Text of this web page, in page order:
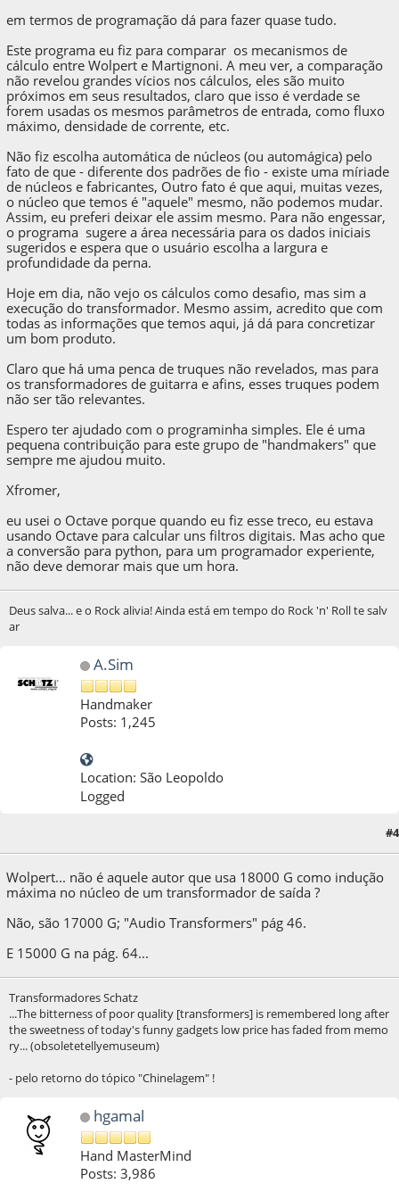
em termos de programação dá para fazer quase tudo.
Este programa eu fiz para comparar os mecanismos de
cálculo entre Wolpert e Martignoni. A meu ver, a comparação
não revelou grandes vícios nos cálculos, eles são muito
próximos em seus resultados, claro que isso é verdade se
forem usadas os mesmos parâmetros de entrada, como fluxo
máximo, densidade de corrente, etc.
Não fiz escolha automática de núcleos (ou automágica) pelo
fato de que - diferente dos padrões de fio - existe uma míriade
de núcleos e fabricantes, Outro fato é que aqui, muitas vezes,
o núcleo que temos é "aquele" mesmo, não podemos mudar.
Assim, eu preferi deixar ele assim mesmo. Para não engessar,
o programa sugere a área necessária para os dados iniciais
sugeridos e espera que o usuário escolha a largura e
profundidade da perna.
Hoje em dia, não vejo os cálculos como desafio, mas sim a
execução do transformador. Mesmo assim, acredito que com
todas as informações que temos aqui, já dá para concretizar
um bom produto.
Claro que há uma penca de truques não revelados, mas para
os transformadores de guitarra e afins, esses truques podem
não ser tão relevantes.
Espero ter ajudado com o programinha simples. Ele é uma
pequena contribuição para este grupo de "handmakers" que
sempre me ajudou muito.
Xfromer,
eu usei o Octave porque quando eu fiz esse treco, eu estava
usando Octave para calcular uns filtros digitais. Mas acho que
a conversão para python, para um programador experiente,
não deve demorar mais que um hora.
Deus salva... e o Rock alivia! Ainda está em tempo do Rock 'n' Roll te salv
ar
A.Sim
Handmaker
Posts: 1,245
Location: São Leopoldo
Logged
: 04 de April de 2020, as 14:12:22 by A.Sim#4
Wolpert... não é aquele autor que usa 18000 G como indução
máxima no núcleo de um transformador de saída ?
Não, são 17000 G; "Audio Transformers" pág 46.
E 15000 G na pág. 64...
Transformadores Schatz
...The bitterness of poor quality [transformers] is remembered long after
the sweetness of today's funny gadgets low price has faded from memo
ry... (obsoletetellyemuseum)
- pelo retorno do tópico "Chinelagem" !
hgamal
Hand MasterMind
Posts: 3,986